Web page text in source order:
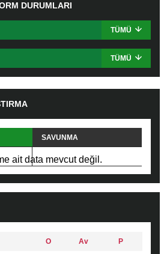
DURUMLARI
TÜMÜ
TÜMÜ
SAVUNMA
FAUL
ait data mevcut değil.
P
Av
O